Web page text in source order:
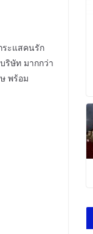
ระแสคนรัก
ริษัท มากกว่า
พร้อม